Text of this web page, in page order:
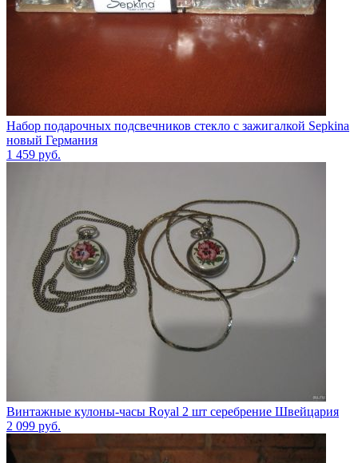
Набор подарочных подсвечников стекло с зажигалкой Sepkina
новый Германия
1 459 руб.
Винтажные кулоны-часы Royal 2 шт серебрение Швейцария
2 099 руб.